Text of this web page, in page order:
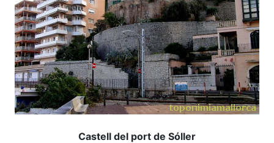
Castell del port de Sóller